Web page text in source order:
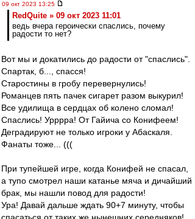
09 окт 2023 13:25
RedQuite » 09 окт 2023 11:01
ведь вчера героически спаслись, почему
радости то нет?
Вот мы и докатились до радости от "спаслись".
Спартак, б..., спасся!
Старостины в гробу перевернулись!
Романцев пять пачек сигарет разом выкурил!
Все удилища в сердцах об колено сломал!
Спаслись! Урррра! От Гайича со Конифеем!
Деградируют не только игроки у Абаскаля.
Фанаты тоже... (((
При тупейшей игре, когда Конифей не спасал,
а тупо смотрел наши катанье мяча и дичайший
брак, мы нашли повод для радости!
Ура! Давай дальше ждать 90+7 минуту, чтобы